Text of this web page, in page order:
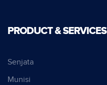
PRODUCT & SERVICES
Senjata
Munisi